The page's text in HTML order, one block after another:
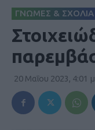
ΓΝΩΜΕΣ & ΣΧΟΛΙΑ
20 Μαΐου 2023, 4:01